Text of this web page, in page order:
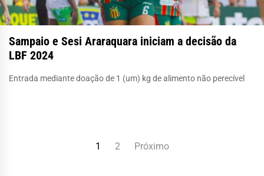
Sampaio e Sesi Araraquara iniciam a decisão da
LBF 2024
Entrada mediante doação de 1 (um) kg de alimento não perecível
1 2 Próximo